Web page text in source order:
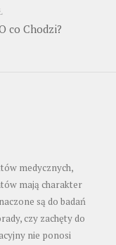
co Chodzi?
medycznych,
mają charakter
są do badań
czy zachęty do
nie ponosi